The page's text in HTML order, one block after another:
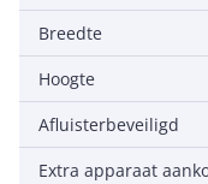
Breedte
Hoogte
Afluisterbeveiligd